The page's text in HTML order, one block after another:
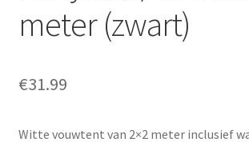
meter (zwart)
€31.99
Witte vouwtent van 2×2 meter inclusief